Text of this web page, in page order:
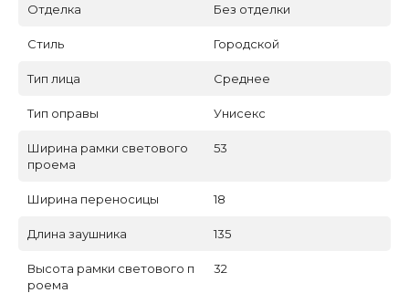
Отделка Без отделки
Стиль Городской
Тип лица Среднее
Тип оправы Унисекс
Ширина рамки светового
проема
53
Ширина переносицы 18
Длина заушника 135
Высота рамки светового п
роема
32